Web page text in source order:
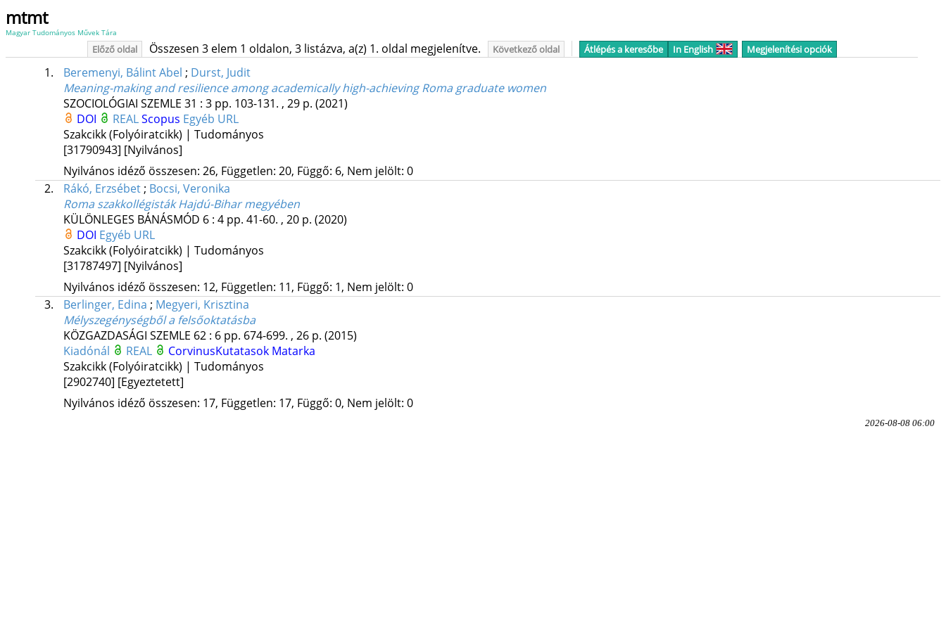
mtmt
Magyar Tudományos Művek Tára
Előző oldal Összesen 3 elem 1 oldalon, 3 listázva, a(z) 1. oldal megjelenítve. Következő oldal Átlépés a keresőbe In English Megjelenítési opciók
1. Beremenyi, Bálint Abel ; Durst, Judit
Meaning-making and resilience among academically high-achieving Roma graduate women
SZOCIOLÓGIAI SZEMLE 31 : 3 pp. 103-131. , 29 p. (2021)
DOI
REALScopus Egyéb URL
Szakcikk (Folyóiratcikk) | Tudományos
[31790943] [Nyilvános]
Nyilvános idéző összesen: 26, Független: 20, Függő: 6, Nem jelölt: 0
2.
Rákó, Erzsébet; Bocsi, Veronika
Roma szakkollégisták Hajdú-Bihar megyében
KÜLÖNLEGES BÁNÁSMÓD 6: 4 pp. 41-60. , 20 p. (2020)
DOI Egyéb URL
Szakcikk (Folyóiratcikk) | Tudományos
[31787497] [Nyilvános]
Nyilvános idéző összesen: 12, Független: 11, Függő: 1, Nem jelölt: 0
3.
Berlinger, Edina ; Megyeri, Krisztina
Mélyszegénységből a felsőoktatásba
KÖZGAZDASÁGI SZEMLE 62: 6 pp. 674-699. , 26 p. (2015)
Kiadónál
REAL CorvinusKutatasok Matarka
Szakcikk (Folyóiratcikk) | Tudományos
[2902740] [Egyeztetett]
Nyilvános idéző összesen: 17, Független: 17, Függő: 0, Nem jelölt: 0
2026-08-08 06:00